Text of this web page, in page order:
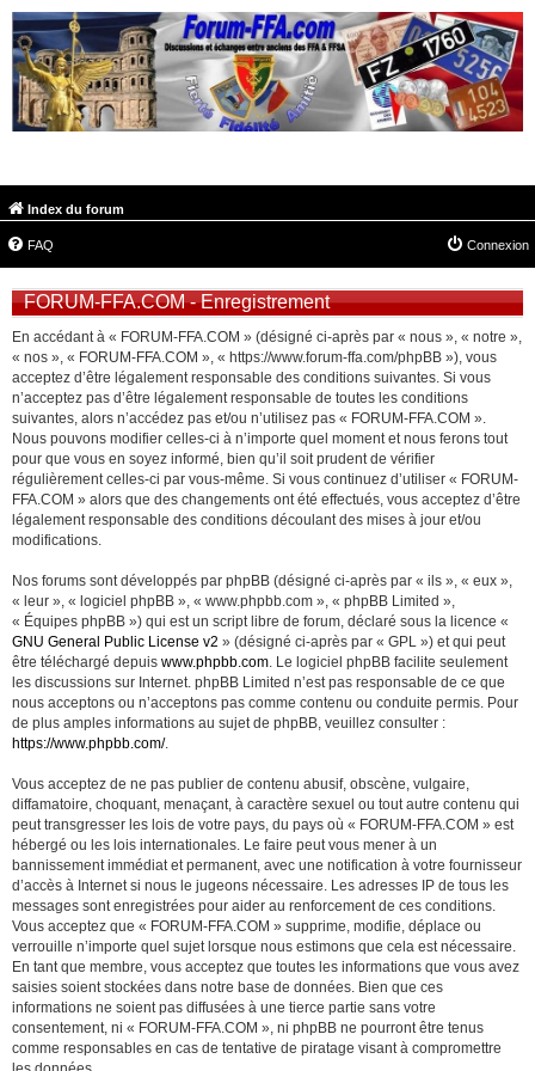
Index du forum
FAQ Connexion
FORUM-FFA.COM - Enregistrement
En accédant à « FORUM-FFA.COM » (désigné ci-après par « nous », « notre »,
« nos », « FORUM-FFA.COM », « https://www.forum-ffa.com/phpBB »), vous
acceptez d’être légalement responsable des conditions suivantes. Si vous
n’acceptez pas d’être légalement responsable de toutes les conditions
suivantes, alors n’accédez pas et/ou n’utilisez pas « FORUM-FFA.COM ».
Nous pouvons modifier celles-ci à n’importe quel moment et nous ferons tout
pour que vous en soyez informé, bien qu’il soit prudent de vérifier
régulièrement celles-ci par vous-même. Si vous continuez d’utiliser « FORUM-
FFA.COM » alors que des changements ont été effectués, vous acceptez d’être
légalement responsable des conditions découlant des mises à jour et/ou
modifications.
Nos forums sont développés par phpBB (désigné ci-après par « ils », « eux »,
« leur », « logiciel phpBB », « www.phpbb.com », « phpBB Limited »,
« Équipes phpBB ») qui est un script libre de forum, déclaré sous la licence «
GNU General Public License v2 » (désigné ci-après par « GPL ») et qui peut
être téléchargé depuis www.phpbb.com . Le logiciel phpBB facilite seulement
les discussions sur Internet. phpBB Limited n’est pas responsable de ce que
nous acceptons ou n’acceptons pas comme contenu ou conduite permis. Pour
de plus amples informations au sujet de phpBB, veuillez consulter :
https://www.phpbb.com/.
Vous acceptez de ne pas publier de contenu abusif, obscène, vulgaire,
diffamatoire, choquant, menaçant, à caractère sexuel ou tout autre contenu qui
peut transgresser les lois de votre pays, du pays où « FORUM-FFA.COM » est
hébergé ou les lois internationales. Le faire peut vous mener à un
bannissement immédiat et permanent, avec une notification à votre fournisseur
d’accès à Internet si nous le jugeons nécessaire. Les adresses IP de tous les
messages sont enregistrées pour aider au renforcement de ces conditions.
Vous acceptez que « FORUM-FFA.COM » supprime, modifie, déplace ou
verrouille n’importe quel sujet lorsque nous estimons que cela est nécessaire.
En tant que membre, vous acceptez que toutes les informations que vous avez
saisies soient stockées dans notre base de données. Bien que ces
informations ne soient pas diffusées à une tierce partie sans votre
consentement, ni « FORUM-FFA.COM », ni phpBB ne pourront être tenus
comme responsables en cas de tentative de piratage visant à compromettre